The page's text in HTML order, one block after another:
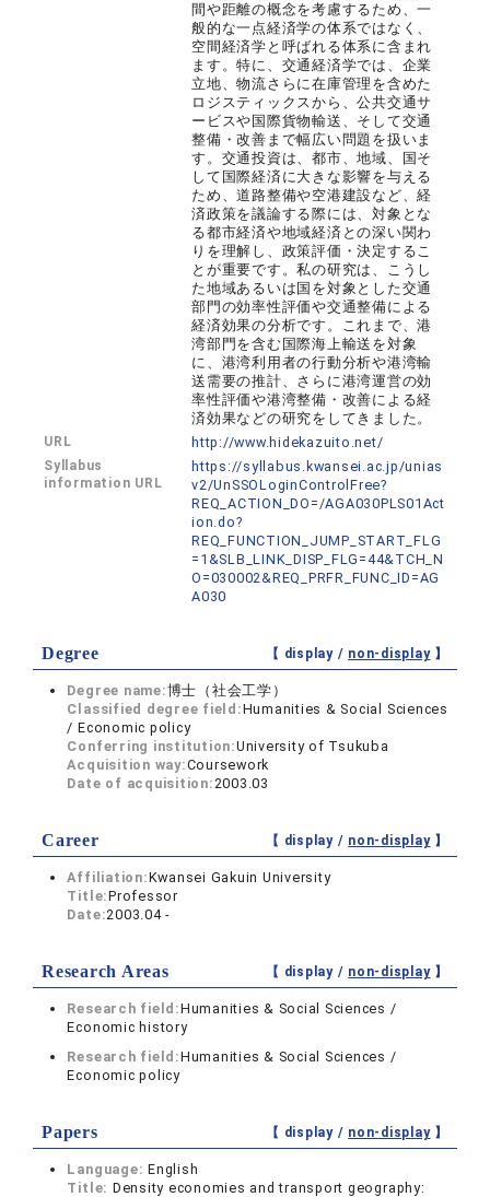
間や距離の概念を考慮するため、一
般的な一点経済学の体系ではなく、
空間経済学と呼ばれる体系に含まれ
ます。特に、交通経済学では、企業
立地、物流さらに在庫管理を含めた
ロジスティックスから、公共交通サ
ービスや国際貨物輸送、そして交通
整備・改善まで幅広い問題を扱いま
す。交通投資は、都市、地域、国そ
して国際経済に大きな影響を与える
ため、道路整備や空港建設など、経
済政策を議論する際には、対象とな
る都市経済や地域経済との深い関わ
りを理解し、政策評価・決定するこ
とが重要です。私の研究は、こうし
た地域あるいは国を対象とした交通
部門の効率性評価や交通整備による
経済効果の分析です。これまで、港
湾部門を含む国際海上輸送を対象
に、港湾利用者の行動分析や港湾輸
送需要の推計、さらに港湾運営の効
率性評価や港湾整備・改善による経
済効果などの研究をしてきました。
URL http://www.hidekazuito.net/
Syllabus
information URL
https://syllabus.kwansei.ac.jp/unias
v2/UnSSOLoginControlFree?
REQ_ACTION_DO=/AGA030PLS01Act
ion.do?
REQ_FUNCTION_JUMP_START_FLG
=1&SLB_LINK_DISP_FLG=44&TCH_N
O=030002&REQ_PRFR_FUNC_ID=AG
A030
Degree 【 display / non-display】
Degree name:博士（社会工学）
Classified degree field:Humanities & Social Sciences
/ Economic policy
Conferring institution:University of Tsukuba
Acquisition way:Coursework
Date of acquisition:2003.03
Career 【 display / non-display】
Affiliation:Kwansei Gakuin University
Title:Professor
Date:2003.04 -
Research Areas 【 display / non-display】
Research field:Humanities & Social Sciences /
Economic history
Research field:Humanities & Social Sciences /
Economic policy
Papers 【 display / non-display】
Language:English
Title: Density economies and transport geography: